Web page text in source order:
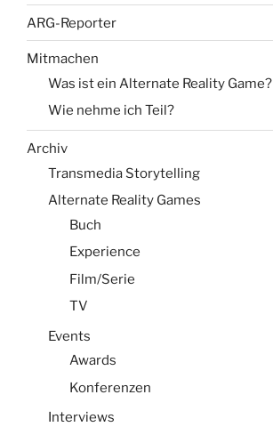
ARG-Reporter
Mitmachen
Was ist ein Alternate Reality Game?
Wie nehme ich Teil?
Archiv
Transmedia Storytelling
Alternate Reality Games
Buch
Experience
Film/Serie
TV
Events
Awards
Konferenzen
Interviews